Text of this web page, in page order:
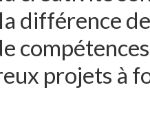
la différence
projets à